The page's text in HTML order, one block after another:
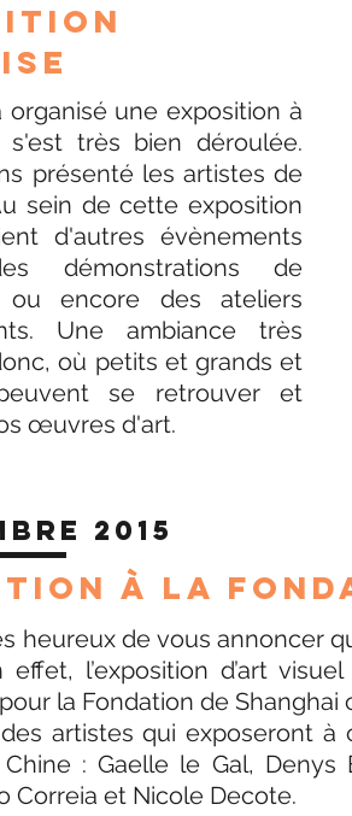
organisé une exposition à
s'est très bien déroulée.
présenté les artistes de
sein de cette exposition
d'autres évènements
démonstrations de
ou encore des ateliers
Une ambiance très
où petits et grands et
se retrouver et
œuvres d'art.
2015
À LA
heureux de vous annoncer
effet, l’exposition d’art
la Fondation de
artistes qui exposeront
: Gaelle le Gal, Denys
Correia et Nicole Decote.